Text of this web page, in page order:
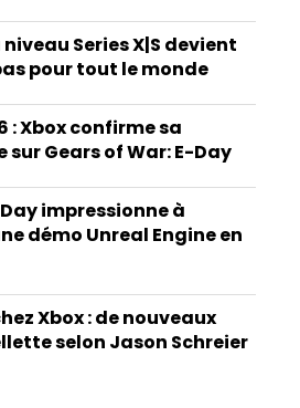
niveau Series X|S devient
pour tout le monde
: Xbox confirme sa
sur Gears of War: E-Day
impressionne à
démo Unreal Engine en
Xbox : de nouveaux
selon Jason Schreier